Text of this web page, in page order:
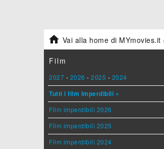
 Vai alla home di MYmovies.it
Film
2027 - 2026 - 2025 - 2024
Tutti i film imperdibili »
Film imperdibili 2026
Film imperdibili 2025
Film imperdibili 2024